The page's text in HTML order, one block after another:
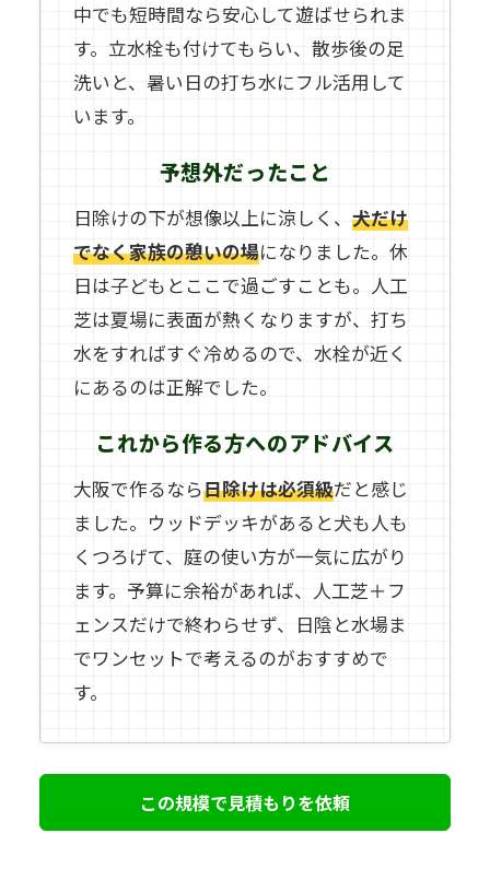
中でも短時間なら安心して遊ばせられま
す。立水栓も付けてもらい、散歩後の足
洗いと、暑い日の打ち水にフル活用して
います。
予想外だったこと
日除けの下が想像以上に涼しく、犬だけ
でなく家族の憩いの場になりました。休
日は子どもとここで過ごすことも。人工
芝は夏場に表面が熱くなりますが、打ち
水をすればすぐ冷めるので、水栓が近く
にあるのは正解でした。
これから作る方へのアドバイス
大阪で作るなら日除けは必須級だと感じ
ました。ウッドデッキがあると犬も人も
くつろげて、庭の使い方が一気に広がり
ます。予算に余裕があれば、人工芝＋フ
ェンスだけで終わらせず、日陰と水場ま
でワンセットで考えるのがおすすめで
す。
この規模で見積もりを依頼